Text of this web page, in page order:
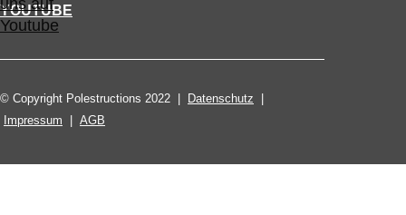
YOUTUBE
© Copyright Polestructions 2022 | Datenschutz
Impressum
AGB